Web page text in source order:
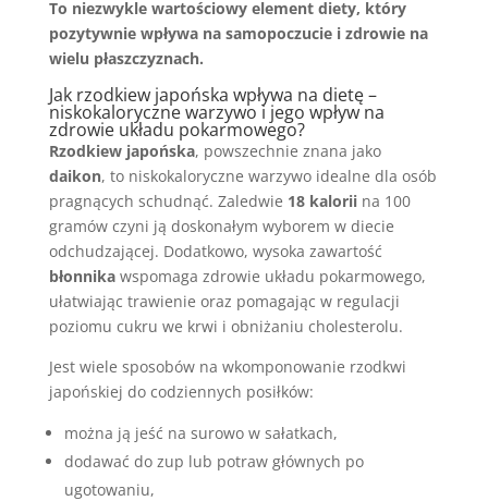
To niezwykle wartościowy element diety, który
pozytywnie wpływa na samopoczucie i zdrowie na
wielu płaszczyznach.
Jak rzodkiew japońska wpływa na dietę –
niskokaloryczne warzywo i jego wpływ na
zdrowie układu pokarmowego?
Rzodkiew japońska, powszechnie znana jako
daikon, to niskokaloryczne warzywo idealne dla osób
pragnących schudnąć. Zaledwie 18 kaloriina 100
gramów czyni ją doskonałym wyborem w diecie
odchudzającej. Dodatkowo, wysoka zawartość
błonnikawspomaga zdrowie układu pokarmowego,
ułatwiając trawienie oraz pomagając w regulacji
poziomu cukru we krwi i obniżaniu cholesterolu.
Jest wiele sposobów na wkomponowanie rzodkwi
japońskiej do codziennych posiłków:
można ją jeść na surowo w sałatkach,
dodawać do zup lub potraw głównych po
ugotowaniu,